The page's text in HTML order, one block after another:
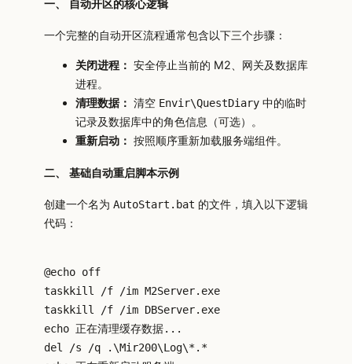
一、 自动开区的核心逻辑
一个完整的自动开区流程通常包含以下三个步骤：
关闭进程： 安全停止当前的 M2、网关及数据库
进程。
清理数据： 清空 Envir\QuestDiary 中的临时
记录及数据库中的角色信息（可选）。
重新启动： 按照顺序重新加载服务端组件。
二、 基础自动重启脚本示例
创建一个名为 AutoStart.bat 的文件，填入以下逻辑
代码：
@echo off
taskkill /f /im M2Server.exe
taskkill /f /im DBServer.exe
echo 正在清理缓存数据...
del /s /q .\Mir200\Log\*.*